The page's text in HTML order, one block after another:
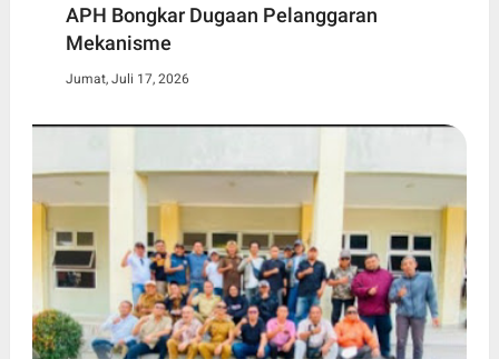
APH Bongkar Dugaan Pelanggaran
Mekanisme
Jumat, Juli 17, 2026